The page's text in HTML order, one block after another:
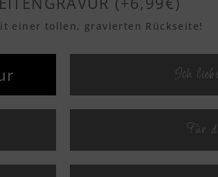
einer tollen, gravierten Rückseite!
Ich
Für